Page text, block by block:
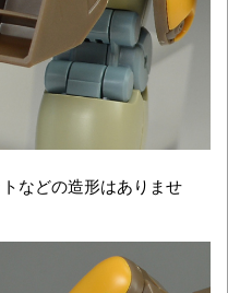
などの造形はありませ